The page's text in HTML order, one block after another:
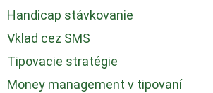
Handicap stávkovanie
Vklad cez SMS
Tipovacie stratégie
Money management v tipovaní